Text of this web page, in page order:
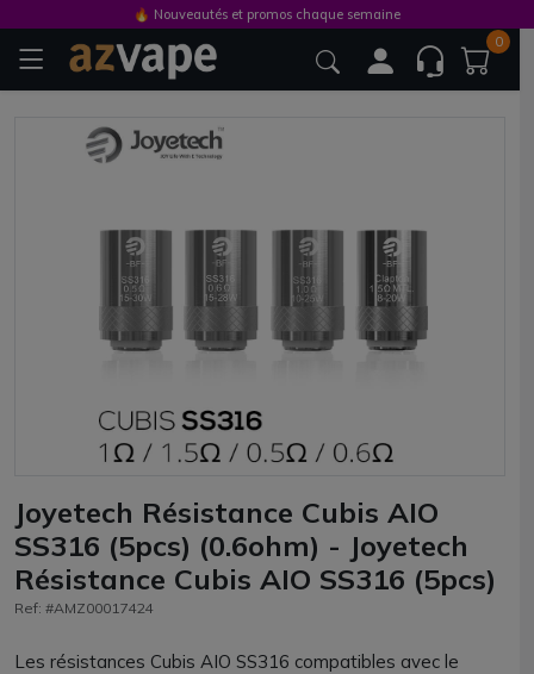
0
Joyetech Résistance Cubis AIO
SS316 (5pcs) (0.6ohm) - Joyetech
Résistance Cubis AIO SS316 (5pcs)
Ref: #AMZ00017424
Les résistances Cubis AIO SS316 compatibles avec le
🔥 Nouveautés et promos chaque semaine